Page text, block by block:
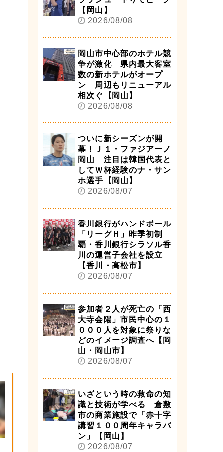
【岡山】
2026/08/08
岡山市中心部のホテル競
争が激化 県内最大客室
数の新ホテルがオープ
ン 周辺もリニューアル
相次ぐ【岡山】
2026/08/08
ついに新シーズンが開
幕！Ｊ１・ファジアーノ
岡山 注目は韓国代表と
してＷ杯経験のナ・サン
ホ選手【岡山】
2026/08/07
香川銀行がハンドボール
「リーグＨ」昨季初制
覇・香川銀行シラソル香
川の運営子会社を設立
【香川・高松市】
2026/08/07
参加者２人が死亡の「西
大寺会陽」市民中心の１
０００人を対象に祭りな
どのイメージ調査へ【岡
山・岡山市】
2026/08/07
いざという時の救命の知
識と技術が学べる 倉敷
市の商業施設で「赤十字
講習１００周年キャラバ
ン」【岡山】
2026/08/07